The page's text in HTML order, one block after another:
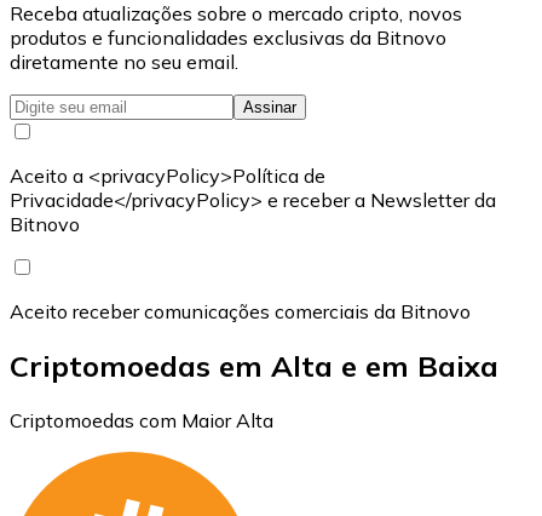
Receba atualizações sobre o mercado cripto, novos
produtos e funcionalidades exclusivas da Bitnovo
diretamente no seu email.
Assinar
Aceito a <privacyPolicy>Política de
Privacidade</privacyPolicy> e receber a Newsletter da
Bitnovo
Aceito receber comunicações comerciais da Bitnovo
Criptomoedas em Alta e em Baixa
Criptomoedas com Maior Alta